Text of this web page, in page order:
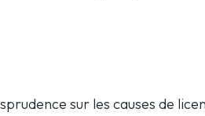
sur les causes de